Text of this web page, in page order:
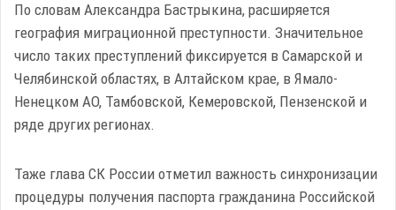
По словам Александра Бастрыкина, расширяется
география миграционной преступности. Значительное
число таких преступлений фиксируется в Самарской и
Челябинской областях, в Алтайском крае, в Ямало-
Ненецком АО, Тамбовской, Кемеровской, Пензенской и
ряде других регионах.
Таже глава СК России отметил важность синхронизации
процедуры получения паспорта гражданина Российской